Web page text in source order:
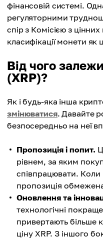
фінансовій системі.
регуляторними
спір з Комісією з
класифікації монети як
Від чого
(XRP)?
Як і будь-яка інша
змінюватися. Давайте
безпосередньо на неї
Пропозиція і попит.
рівнем, за яким
співпрацювати.
пропозиція
Оновлення та
технологічні
привертають більше
ціну XRP. З іншого